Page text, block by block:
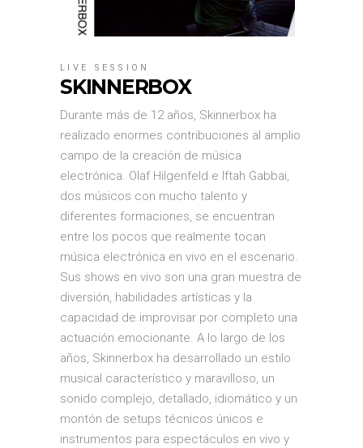
LIVE SESSION
SKINNERBOX
Durante más de 12 años, Skinnerbox ha
realizado enormes contribuciones al amplio
campo de la creación de música
electrónica. Olaf Hilgenfeld e Iftah Gabbai,
dos músicos con mucho talento y
diferentes formaciones, se encuentran
entre los pocos que realmente tocan
música electrónica en vivo en el escenario.
Sus shows en vivo son una gran muestra de
diversión, habilidades artísticas y la
capacidad de improvisar por completo una
actuación emocionante. A lo largo de los
años, Skinnerbox ha desarrollado un estilo
musical característico y maravilloso, un
sonido complejo, detallado, idiomático y un
montón de setups técnicos únicos e
instrumentos para espectáculos en vivo y